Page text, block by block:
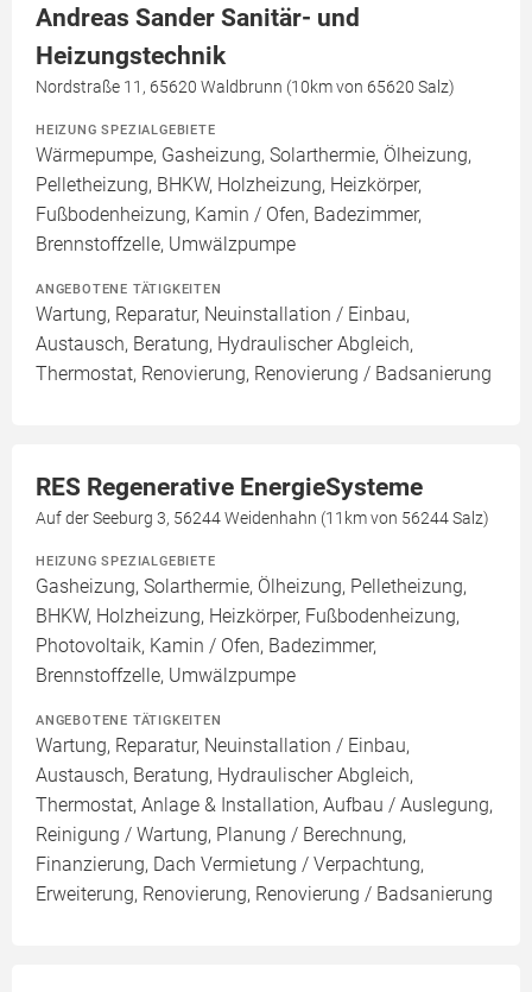
Andreas Sander Sanitär- und
Heizungstechnik
Nordstraße 11, 65620 Waldbrunn (10km von 65620 Salz)
HEIZUNG SPEZIALGEBIETE
Wärmepumpe, Gasheizung, Solarthermie, Ölheizung,
Pelletheizung, BHKW, Holzheizung, Heizkörper,
Fußbodenheizung, Kamin / Ofen, Badezimmer,
Brennstoffzelle, Umwälzpumpe
ANGEBOTENE TÄTIGKEITEN
Wartung, Reparatur, Neuinstallation / Einbau,
Austausch, Beratung, Hydraulischer Abgleich,
Thermostat, Renovierung, Renovierung / Badsanierung
RES Regenerative EnergieSysteme
Auf der Seeburg 3, 56244 Weidenhahn (11km von 56244 Salz)
HEIZUNG SPEZIALGEBIETE
Gasheizung, Solarthermie, Ölheizung, Pelletheizung,
BHKW, Holzheizung, Heizkörper, Fußbodenheizung,
Photovoltaik, Kamin / Ofen, Badezimmer,
Brennstoffzelle, Umwälzpumpe
ANGEBOTENE TÄTIGKEITEN
Wartung, Reparatur, Neuinstallation / Einbau,
Austausch, Beratung, Hydraulischer Abgleich,
Thermostat, Anlage & Installation, Aufbau / Auslegung,
Reinigung / Wartung, Planung / Berechnung,
Finanzierung, Dach Vermietung / Verpachtung,
Erweiterung, Renovierung, Renovierung / Badsanierung